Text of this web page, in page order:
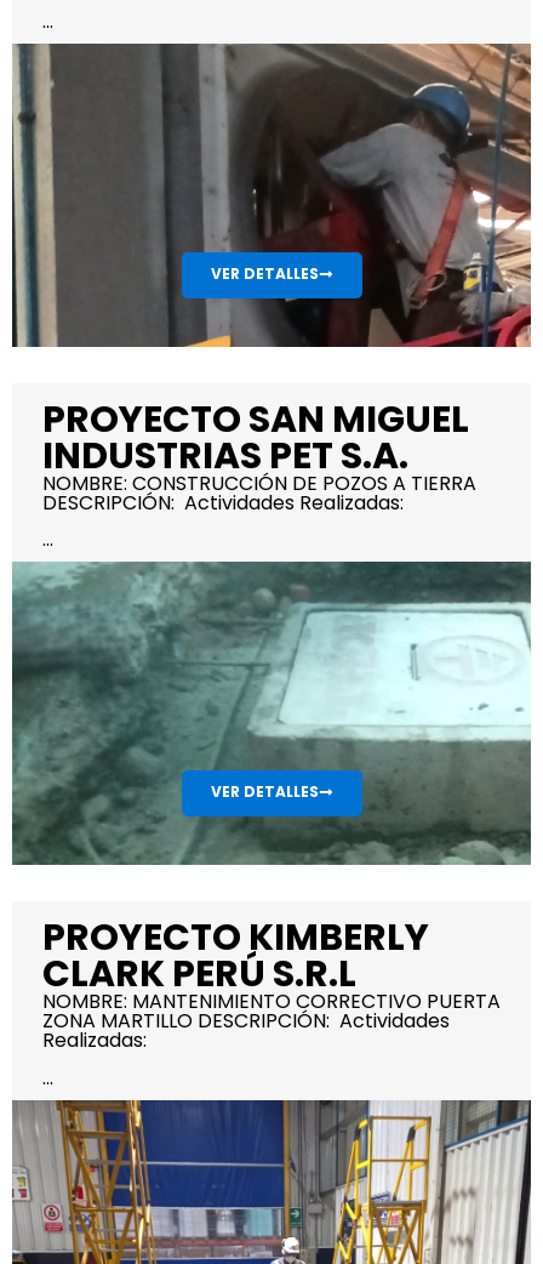
...
VER DETALLES
PROYECTO SAN MIGUEL
INDUSTRIAS PET S.A.
NOMBRE: CONSTRUCCIÓN DE POZOS A TIERRA
DESCRIPCIÓN: Actividades Realizadas:
...
VER DETALLES
PROYECTO KIMBERLY
CLARK PERÚ S.R.L
NOMBRE: MANTENIMIENTO CORRECTIVO PUERTA
ZONA MARTILLO DESCRIPCIÓN: Actividades
Realizadas:
...